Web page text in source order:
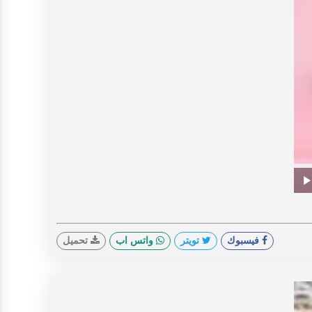
Play
0%
فيسبوك تويتر واتس اب تحميل